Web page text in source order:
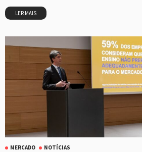
LER MAIS
MERCADO NOTÍCIAS